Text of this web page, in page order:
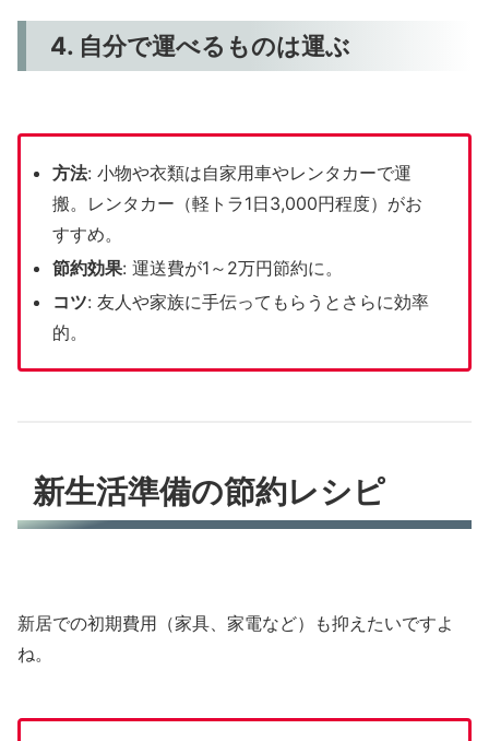
4. 自分で運べるものは運ぶ
方法: 小物や衣類は自家用車やレンタカーで運
搬。レンタカー（軽トラ1日3,000円程度）がお
すすめ。
節約効果: 運送費が1～2万円節約に。
コツ: 友人や家族に手伝ってもらうとさらに効率
的。
新生活準備の節約レシピ
新居での初期費用（家具、家電など）も抑えたいですよ
ね。